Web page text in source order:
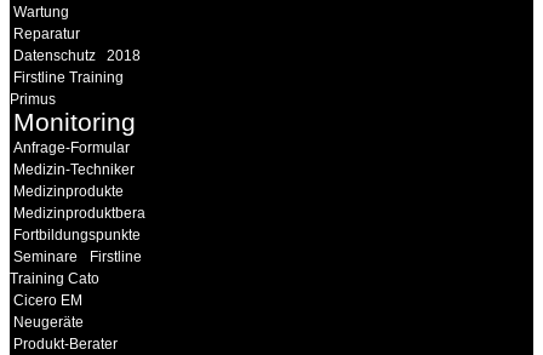
Wartung
Reparatur
Datenschutz
2018
Firstline Training
Primus
Monitoring
Anfrage-Formular
Medizin-Techniker
Medizinprodukte
Medizinproduktberater
Fortbildungspunkte
Seminare
Firstline
Training Cato
Cicero EM
Neugeräte
Produkt-Berater